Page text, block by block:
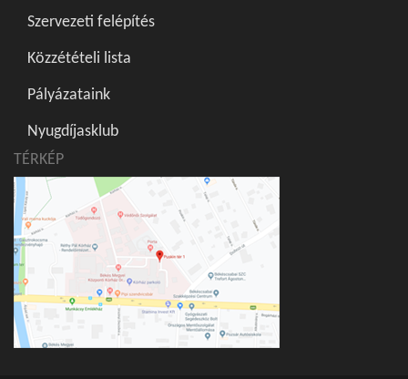
Szervezeti felépítés
Közzétételi lista
Pályázataink
Nyugdíjasklub
TÉRKÉP